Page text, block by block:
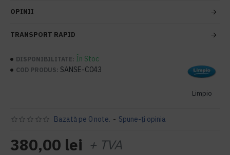
OPINII
TRANSPORT RAPID
DISPONIBILITATE: În Stoc
COD PRODUS: SANSE-C043
Limpio
Bazată pe 0 note. - Spune-ţi opinia
380,00 lei + TVA